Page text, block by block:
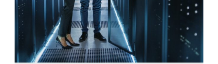
TELEFONI
MOJ НЕОТЕЛ